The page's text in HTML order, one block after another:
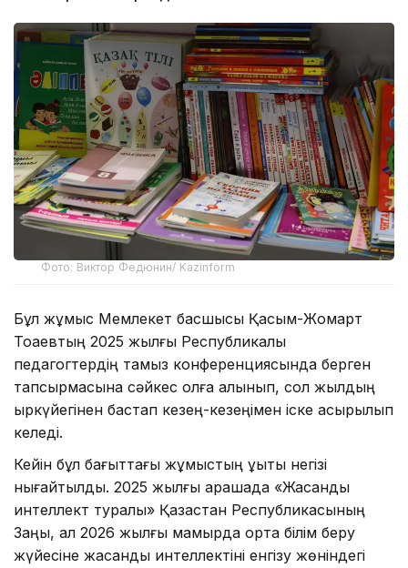
Фото: Виктор Федюнин/ Kazinform
Бұл жұмыс Мемлекет басшысы Қасым-Жомарт
Тоқаевтың 2025 жылғы Республикалық
педагогтердің тамыз конференциясында берген
тапсырмасына сәйкес қолға алынып, сол жылдың
қыркүйегінен бастап кезең-кезеңімен іске асырылып
келеді.
Кейін бұл бағыттағы жұмыстың құқықтық негізі
нығайтылды. 2025 жылғы қарашада «Жасанды
интеллект туралы» Қазақстан Республикасының
Заңы, ал 2026 жылғы мамырда орта білім беру
жүйесіне жасанды интеллектіні енгізу жөніндегі